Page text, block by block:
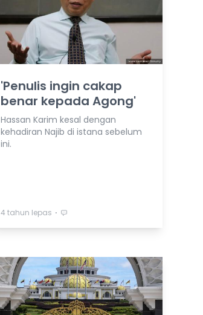
'Penulis ingin cakap
benar kepada Agong'
Hassan Karim kesal dengan
kehadiran Najib di istana sebelum
ini.
4 tahun lepas ⋅